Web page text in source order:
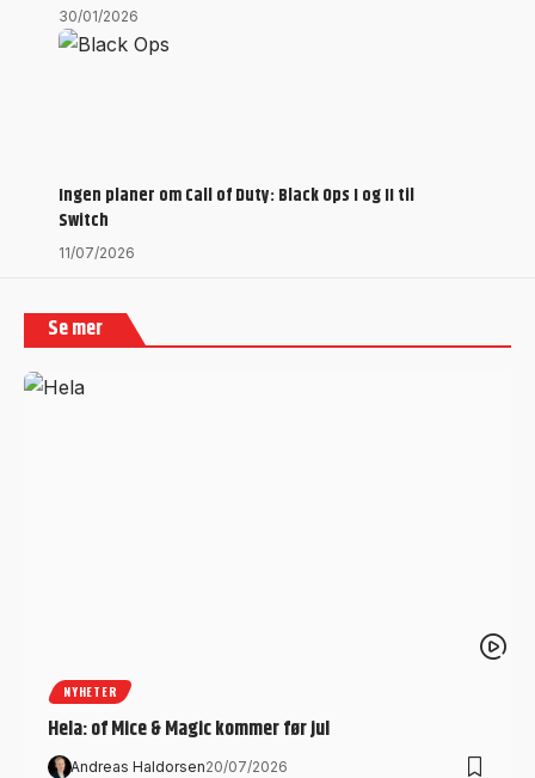
30/01/2026
Ingen planer om Call of Duty: Black Ops I og II til
Switch
11/07/2026
Se mer
NYHETER
Hela: of Mice & Magic kommer før jul
Andreas Haldorsen20/07/2026